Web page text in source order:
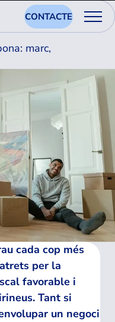
CONTACTE
marc,
cada cop més
per la
favorable i
Tant si
un negoci